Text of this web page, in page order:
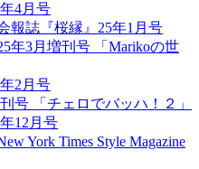
4月号
報誌『桜縁』25年1月号
3月増刊号 「Marikoの世
2月号
号 「チェロでバッハ！２」
12月号
York Times Style Magazine